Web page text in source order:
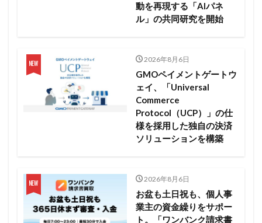
動を再現する「AIパネ
ル」の共同研究を開始
2026年8月6日
GMOペイメントゲートウ
ェイ、「Universal
Commerce
Protocol（UCP）」の仕
様を採用した独自の決済
ソリューションを構築
2026年8月6日
お盆も土日祝も、個人事
業主の資金繰りをサポー
ト。「ワンバンク請求書